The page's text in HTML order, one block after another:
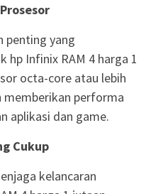
penting yang
hp Infinix RAM 4 harga 1
octa-core atau lebih
performa
aplikasi dan game.
Cukup
kelancaran